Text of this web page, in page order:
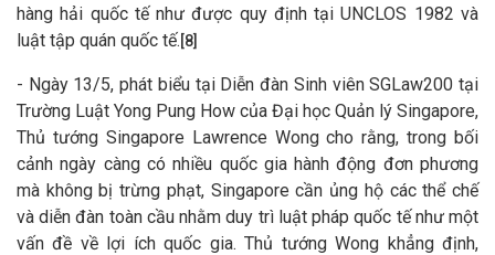
hàng hải quốc tế như được quy định tại UNCLOS 1982 và
luật tập quán quốc tế. [8]
- Ngày 13/5, phát biểu tại Diễn đàn Sinh viên SGLaw200 tại
Trường Luật Yong Pung How của Đại học Quản lý Singapore,
Thủ tướng Singapore Lawrence Wong cho rằng, trong bối
cảnh ngày càng có nhiều quốc gia hành động đơn phương
mà không bị trừng phạt, Singapore cần ủng hộ các thể chế
và diễn đàn toàn cầu nhằm duy trì luật pháp quốc tế như một
vấn đề về lợi ích quốc gia. Thủ tướng Wong khẳng định,